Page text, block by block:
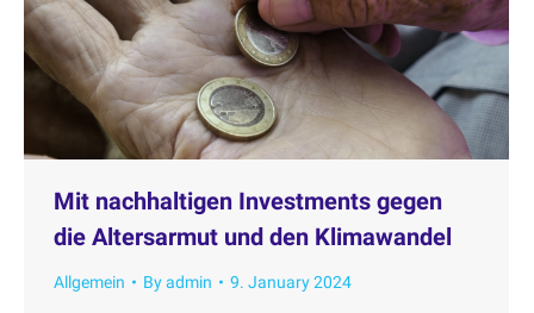
Mit nachhaltigen Investments gegen
die Altersarmut und den Klimawandel
Allgemein Byadmin 9. January 2024